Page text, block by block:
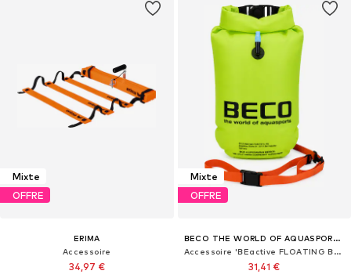
Mixte
OFFRE
ERIMA
Accessoire
34,97 €
Mixte
OFFRE
BECO THE WORLD OF AQUASPORTS
Accessoire 'BEactive FLOATING BUOY'
31,41 €